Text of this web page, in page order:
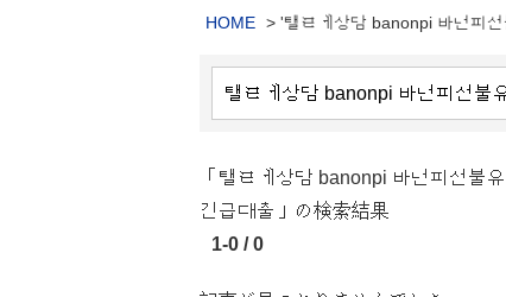
HOME > '탤ㄹㅔ상담 banonpi 바넌피
「탤ㄹㅔ상담 banonpi 바넌피선불
긴급대출」の検索結果
1-0 / 0